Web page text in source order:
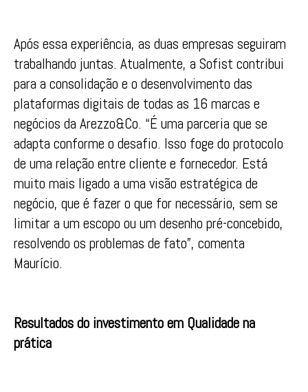
Após essa experiência, as duas empresas seguiram
trabalhando juntas. Atualmente, a Sofist contribui
para a consolidação e o desenvolvimento das
plataformas digitais de todas as 16 marcas e
negócios da Arezzo&Co. “É uma parceria que se
adapta conforme o desafio. Isso foge do protocolo
de uma relação entre cliente e fornecedor. Está
muito mais ligado a uma visão estratégica de
negócio, que é fazer o que for necessário, sem se
limitar a um escopo ou um desenho pré-concebido,
resolvendo os problemas de fato”, comenta
Maurício.
Resultados do investimento em Qualidade na
prática